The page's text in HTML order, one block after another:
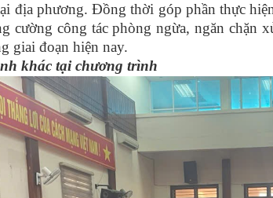
địa phương. Đồng thời góp phần thực
cường công tác phòng ngừa, ngăn chặn
giai đoạn hiện nay.
khác tại chương trình